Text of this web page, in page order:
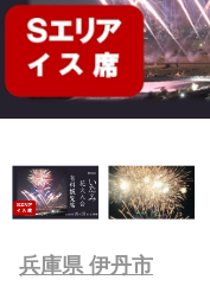
兵庫県 伊丹市